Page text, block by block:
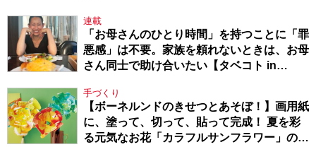
連載
「お母さんのひとり時間」を持つことに「罪
悪感」は不要。家族を頼れないときは、お母
さん同士で助け合いたい【タベコト in
手づくり
【ボーネルンドのきせつとあそぼ！】画用紙
に、塗って、切って、貼って完成！ 夏を彩
る元気なお花「カラフルサンフラワー」の作